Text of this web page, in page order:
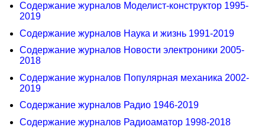
Содержание журналов Моделист-конструктор 1995-
2019
Содержание журналов Наука и жизнь 1991-2019
Содержание журналов Новости электроники 2005-
2018
Содержание журналов Популярная механика 2002-
2019
Содержание журналов Радио 1946-2019
Содержание журналов Радиоаматор 1998-2018